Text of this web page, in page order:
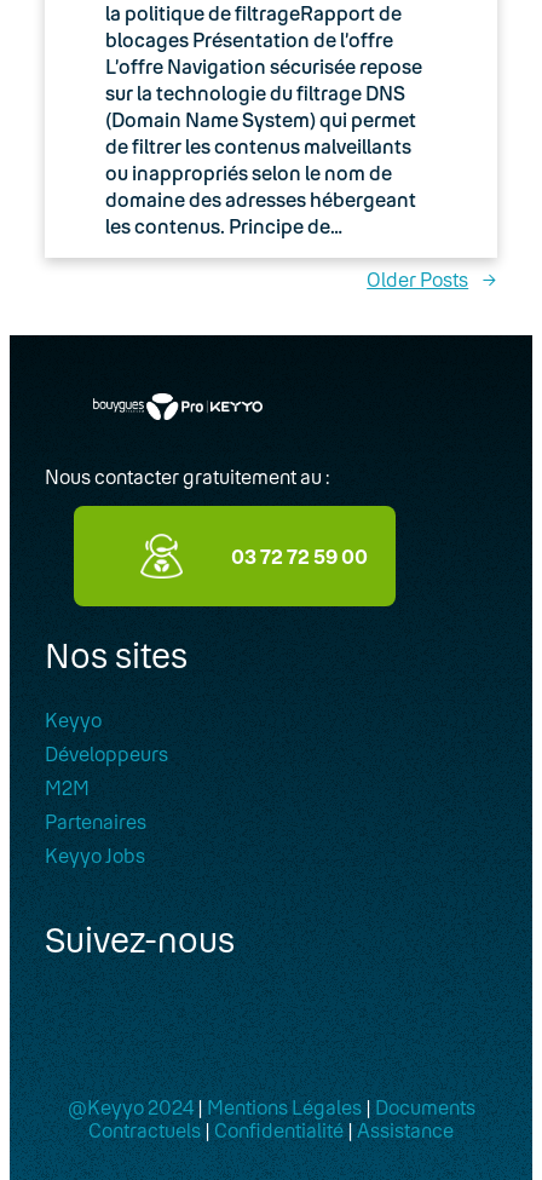
la politique de filtrageRapport de
blocages Présentation de l’offre
L’offre Navigation sécurisée repose
sur la technologie du filtrage DNS
(Domain Name System) qui permet
de filtrer les contenus malveillants
ou inappropriés selon le nom de
domaine des adresses hébergeant
les contenus. Principe de…
Older Posts →
Nous contacter gratuitement au :
03 72 72 59 00
Nos sites
Keyyo
Développeurs
M2M
Partenaires
Keyyo Jobs
Suivez-nous
@Keyyo 2024| Mentions Légales|Documents
Contractuels|Confidentialité|Assistance